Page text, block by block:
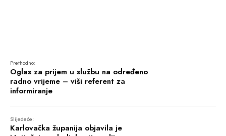
Prethodno:
Oglas za prijem u službu na određeno
radno vrijeme – viši referent za
informiranje
Slijedeće:
Karlovačka županija objavila je